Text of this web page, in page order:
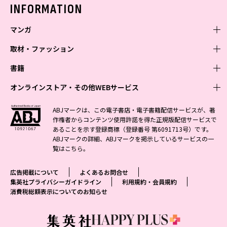
INFORMATION
マンガ
少年マンガ
Vジャンプ
最強ジャンプ
少年ジャンプ+
ジャンプTOON
ジャンプルーキー！
S-MANGA
集英社コミック文庫
青年マンガ
ZEBRACK
S-MANGA
集英社ジャンプリミックス
週刊ヤングジャンプ
ヤングジャンプ定期購読デジタル
となりのヤングジャンプ
少女マンガ
ZEBRACK
S-MANGA
集英社コミック文庫
マーガレット
別冊マーガレット
リマコミ
女性マンガ
ジャンプTOON
集英社コミック文庫
マンガMee公式サイト
リマコミ
取材・ファッション
ファッション・美容
BAILA
MAQUIA
eclat
T JAPAN
MEN'S NON-NO
芸能・情報・スポーツ
週プレNEWS
週プレ グラジャパ!
書籍
文芸・文庫・総合
小説すばる
集英社 文芸ステーション
web 集英社文庫
アジア人物史
学芸・ノンフィクション・新書
1日5分で、明日は変わる よみタイ yomitai
集英社学芸部 - 学芸・ノンフィクション
集英社ビジネス書
集英社新書プラス - 知の水先案内人
kotoba
ライトノベル・ノベライズ
集英社オレンジ文庫
ダッシュエックス文庫公式サイト
集英社Webマガジン コバルト
集英社の児童図書 S-KIDS.LAND
オンラインストア・その他WEBサービス
オンラインストア
OTO
SHUEISHA MANGA-ART HERITAGE
ジャンプキャラクターズストア
HAPPY PLUS STORE
SHUEISHA VOX
LEEマルシェ
その他WEBサービス
集英社アドナビ
ABJマークは、この電子書店・電子書籍配信サービスが、著
作権者からコンテンツ使用許諾を得た正規版配信サービスで
あることを示す登録商標（登録番号 第6091713号）です。
ABJマークの詳細、ABJマークを掲示しているサービスの一
覧はこちら。
広告掲載について
よくあるお問合せ
集英社プライバシーガイドライン
利用規約・会員規約
消費税総額表示についてのお知らせ